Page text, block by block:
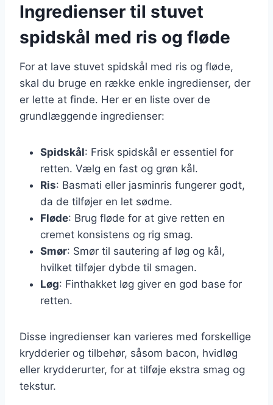
Ingredienser til stuvet
spidskål med ris og fløde
For at lave stuvet spidskål med ris og fløde,
skal du bruge en række enkle ingredienser, der
er lette at finde. Her er en liste over de
grundlæggende ingredienser:
Spidskål: Frisk spidskål er essentiel for
retten. Vælg en fast og grøn kål.
Ris: Basmati eller jasminris fungerer godt,
da de tilføjer en let sødme.
Fløde: Brug fløde for at give retten en
cremet konsistens og rig smag.
Smør: Smør til sautering af løg og kål,
hvilket tilføjer dybde til smagen.
Løg: Finthakket løg giver en god base for
retten.
Disse ingredienser kan varieres med forskellige
krydderier og tilbehør, såsom bacon, hvidløg
eller krydderurter, for at tilføje ekstra smag og
tekstur.